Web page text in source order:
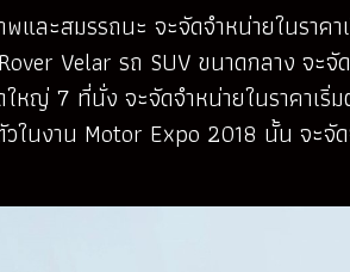
และสมรรถนะ จะจัดจำหน่ายในราค
Velar รถ SUV ขนาดกลาง จะจั
หญ่ 7 ที่นั่ง จะจัดจำหน่ายในราคาเริ่
นงาน Motor Expo 2018 นั้น จะจัด